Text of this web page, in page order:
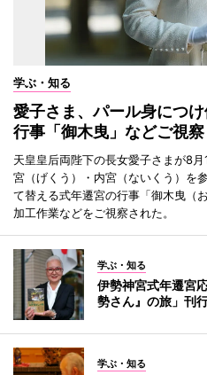
学ぶ・知る
愛子さま、パール身につ
行事「御木曳」などご視察
天皇皇后両陛下の長女愛子さまが8
宮（げくう）・内宮（ないくう）を
て替える式年遷宮の行事「御木曳（
加工作業などをご視察された。
学ぶ・知る
伊勢神宮式年遷宮
勢さん』の旅」刊
学ぶ・知る